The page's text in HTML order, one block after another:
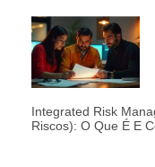
Integrated Risk
Riscos): O Que É E